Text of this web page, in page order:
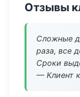
Отзывы
Сложные
раза, все
Сроки
— Клиент